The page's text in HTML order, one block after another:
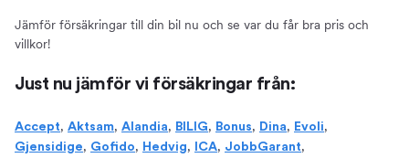
Jämför försäkringar till din bil nu och se var du får bra pris och
villkor!
Just nu jämför vi försäkringar från:
Accept, Aktsam, Alandia, BILIG, Bonus, Dina, Evoli,
Gjensidige, Gofido, Hedvig, ICA, JobbGarant,